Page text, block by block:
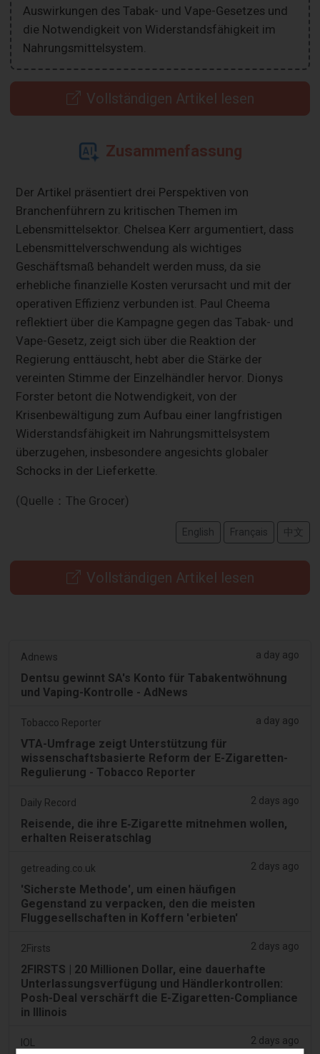
Auswirkungen des Tabak- und Vape-Gesetzes und
die Notwendigkeit von Widerstandsfähigkeit im
Nahrungsmittelsystem.
Vollständigen Artikel lesen
Zusammenfassung
Der Artikel präsentiert drei Perspektiven von
Branchenführern zu kritischen Themen im
Lebensmittelsektor. Chelsea Kerr argumentiert, dass
Lebensmittelverschwendung als wichtiges
Geschäftsmaß behandelt werden muss, da sie
erhebliche finanzielle Kosten verursacht und mit der
operativen Effizienz verbunden ist. Paul Cheema
reflektiert über die Kampagne gegen das Tabak- und
Vape-Gesetz, zeigt sich über die Reaktion der
Regierung enttäuscht, hebt aber die Stärke der
vereinten Stimme der Einzelhändler hervor. Dionys
Forster betont die Notwendigkeit, von der
Krisenbewältigung zum Aufbau einer langfristigen
Widerstandsfähigkeit im Nahrungsmittelsystem
überzugehen, insbesondere angesichts globaler
Schocks in der Lieferkette.
(Quelle：The Grocer)
English Français 中文
Vollständigen Artikel lesen
Adnews a day ago
Dentsu gewinnt SA's Konto für Tabakentwöhnung
und Vaping-Kontrolle - AdNews
Tobacco Reporter a day ago
VTA-Umfrage zeigt Unterstützung für
wissenschaftsbasierte Reform der E-Zigaretten-
Regulierung - Tobacco Reporter
Daily Record 2 days ago
Reisende, die ihre E‑Zigarette mitnehmen wollen,
erhalten Reiseratschlag
getreading.co.uk 2 days ago
'Sicherste Methode', um einen häufigen
Gegenstand zu verpacken, den die meisten
Fluggesellschaften in Koffern 'erbieten'
2Firsts 2 days ago
2FIRSTS | 20 Millionen Dollar, eine dauerhafte
Unterlassungsverfügung und Händlerkontrollen:
Posh-Deal verschärft die E-Zigaretten-Compliance
in Illinois
IOL 2 days ago